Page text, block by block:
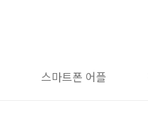
스마트폰 어플